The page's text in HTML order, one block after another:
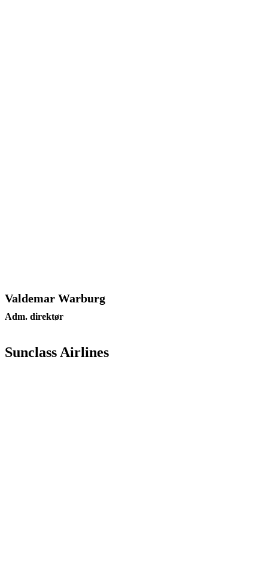
Valdemar Warburg
Adm. direktør
Sunclass Airlines